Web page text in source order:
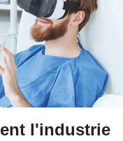
l'industrie